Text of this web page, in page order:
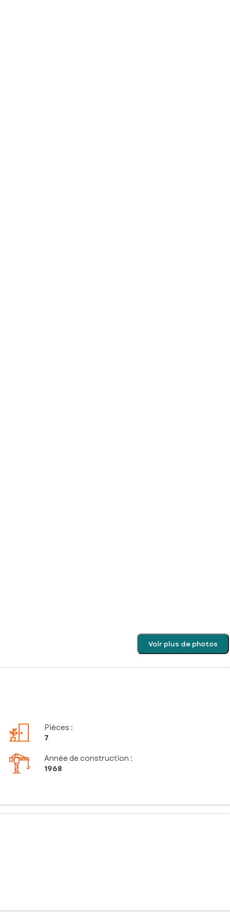
Voir plus de photos
Pièces :
7
Année de construction :
1968
et transports. Elle se compose d'une entrée donnant sur une
de grandes baies vitrées offrant une vue imprenable sur le